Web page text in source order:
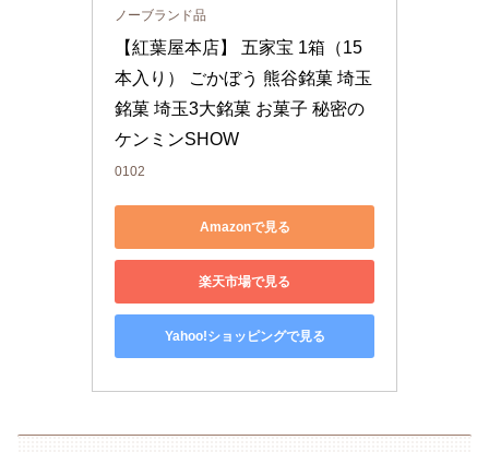
ノーブランド品
【紅葉屋本店】 五家宝 1箱（15
本入り） ごかぼう 熊谷銘菓 埼玉
銘菓 埼玉3大銘菓 お菓子 秘密の
ケンミンSHOW
0102
Amazonで見る
楽天市場で見る
Yahoo!ショッピングで見る